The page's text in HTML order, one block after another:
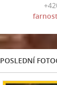
POSLEDNÍ